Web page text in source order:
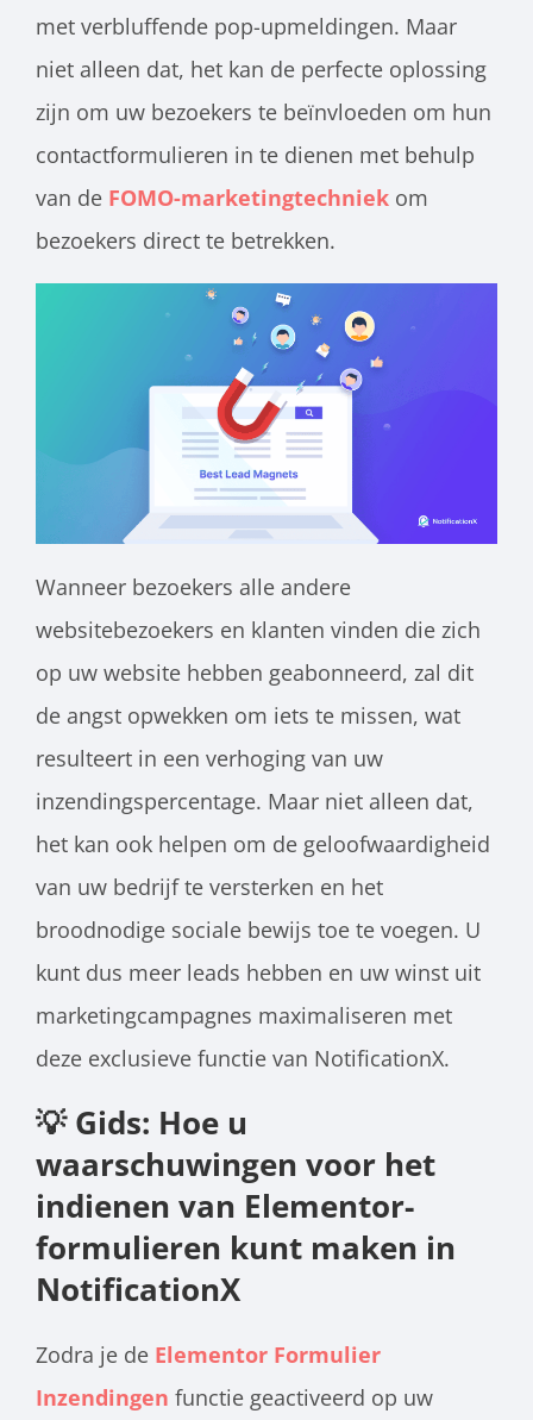
met verbluffende pop-upmeldingen. Maar
niet alleen dat, het kan de perfecte oplossing
zijn om uw bezoekers te beïnvloeden om hun
contactformulieren in te dienen met behulp
van de FOMO-marketingtechniek om
bezoekers direct te betrekken.
Wanneer bezoekers alle andere
websitebezoekers en klanten vinden die zich
op uw website hebben geabonneerd, zal dit
de angst opwekken om iets te missen, wat
resulteert in een verhoging van uw
inzendingspercentage. Maar niet alleen dat,
het kan ook helpen om de geloofwaardigheid
van uw bedrijf te versterken en het
broodnodige sociale bewijs toe te voegen. U
kunt dus meer leads hebben en uw winst uit
marketingcampagnes maximaliseren met
deze exclusieve functie van NotificationX.
💡 Gids: Hoe u
waarschuwingen voor het
indienen van Elementor-
formulieren kunt maken in
NotificationX
Zodra je de Elementor Formulier
Inzendingen functie geactiveerd op uw